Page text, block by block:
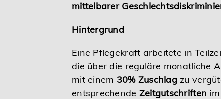
mittelbarer
Hintergrund
Eine Pflegekraft arbeitete in
die über die reguläre monatliche
mit einem 30% Zuschlagzu
entsprechende Zeitgutschriften